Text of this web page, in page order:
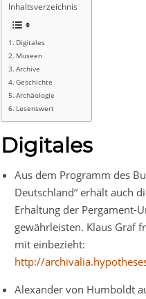
Inhaltsverzeichnis
Digitales
Museen
Archive
Geschichte
Archäologie
Lesenswert
Digitales
Aus dem Programm des
Deutschland“ erhält auch
Erhaltung der Pergament-
gewährleisten. Klaus Graf
mit einbezieht:
http://
Alexander von Humboldt